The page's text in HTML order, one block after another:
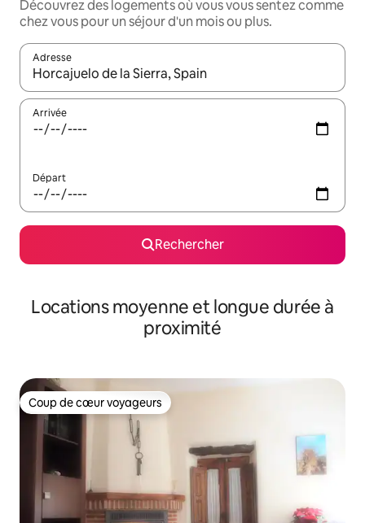
Découvrez des logements où vous vous sentez comme
chez vous pour un séjour d'un mois ou plus.
Adresse
Lorsque les résultats s'affichent, utilisez les flèches vers le
Arrivée
Départ
Rechercher
Locations moyenne et longue durée à
proximité
Coup de cœur voyageurs
Coup de cœur voyageurs